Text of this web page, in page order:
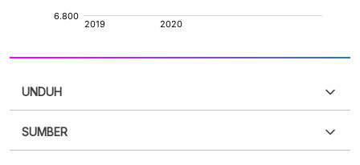
UNDUH
SUMBER